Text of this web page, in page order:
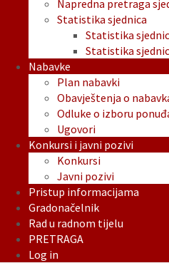
Napredna pretraga
Statistika sjednica
Statistika
Statistika
Nabavke
Plan nabavki
Obavještenja o
Odluke o izboru
Ugovori
Konkursi i javni pozivi
Konkursi
Javni pozivi
Pristup informacijama
Gradonačelnik
Rad u radnom tijelu
PRETRAGA
Log in